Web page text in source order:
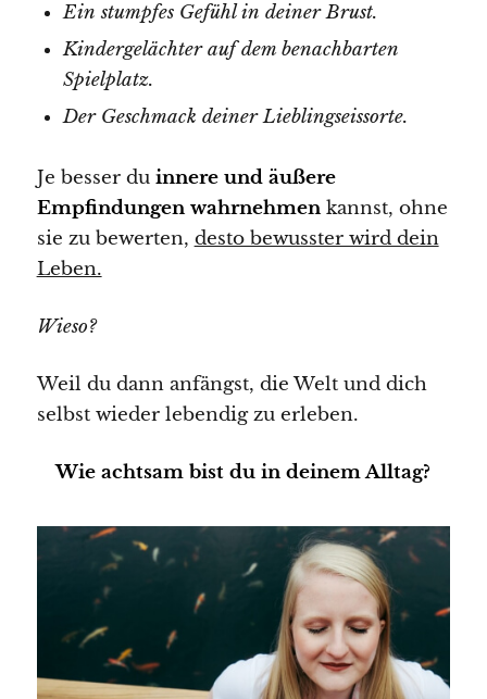
Ein stumpfes Gefühl in deiner Brust.
Kindergelächter auf dem benachbarten
Spielplatz.
Der Geschmack deiner Lieblingseissorte.
Je besser du innere und äußere
Empfindungen wahrnehmenkannst, ohne
sie zu bewerten, desto bewusster wird dein
Leben.
Wieso?
Weil du dann anfängst, die Welt und dich
selbst wieder lebendig zu erleben.
Wie achtsam bist du in deinem Alltag?